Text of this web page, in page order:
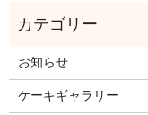
お知らせ
ケーキギャラリー